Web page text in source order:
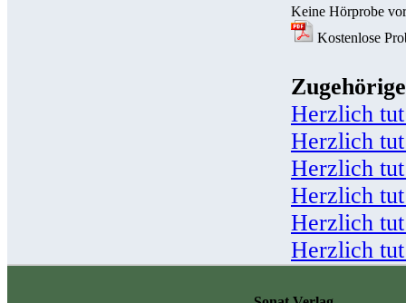
Keine Hörprobe
Kostenlose
Herzlich
Herzlich
Herzlich
Herzlich
Herzlich
Herzlich